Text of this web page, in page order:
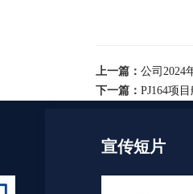
上一篇： 公司2024
下一篇： PJ164项
宣传短片